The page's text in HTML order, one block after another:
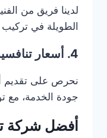
لدينا فريق من
الطويلة في تركيب
4. أسعار تنافسية
نحرص على تقديم
جودة الخدمة،
أفضل شركة